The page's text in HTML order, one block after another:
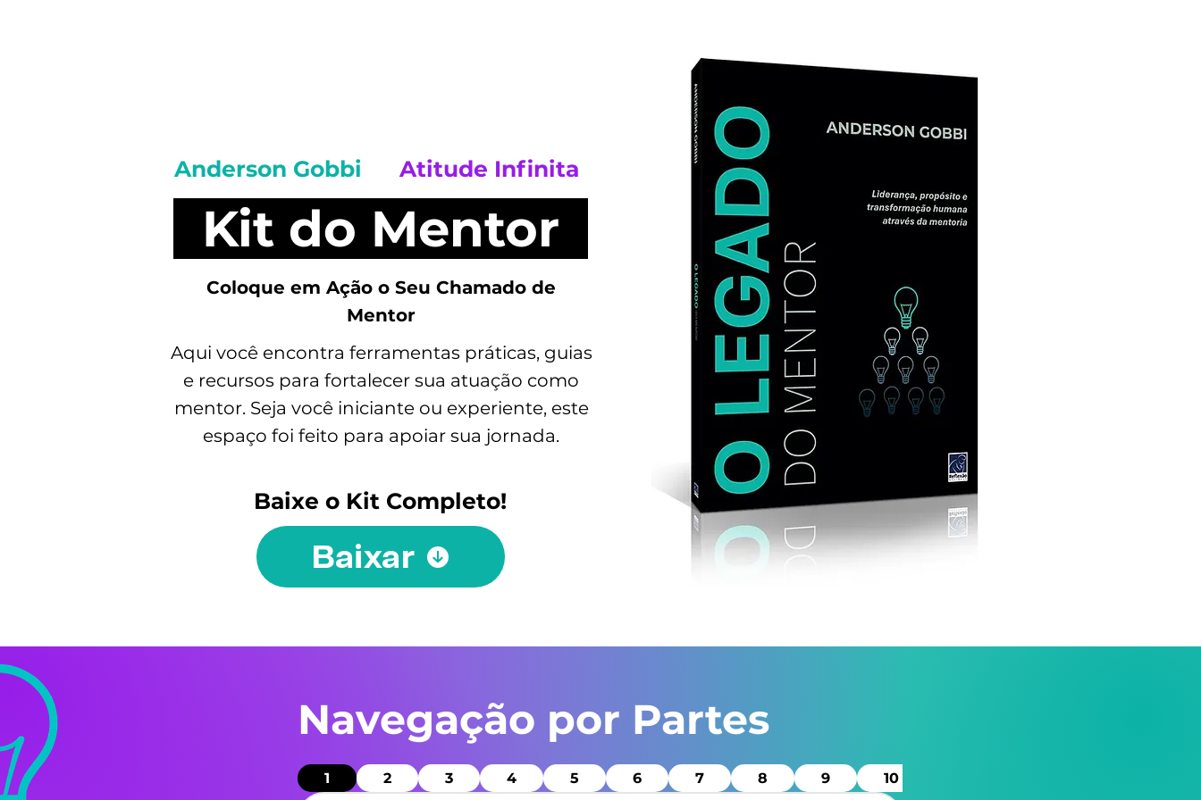
Anderson Gobbi Atitude Infinita
Kit do Mentor
Coloque em Ação o Seu Chamado de
Mentor
Aqui você encontra ferramentas práticas, guias
e recursos para fortalecer sua atuação como
mentor. Seja você iniciante ou experiente, este
espaço foi feito para apoiar sua jornada.
Baixe o Kit Completo!
Baixar
Navegação por Partes
1 2 3 4 5 6 7 8 9 10